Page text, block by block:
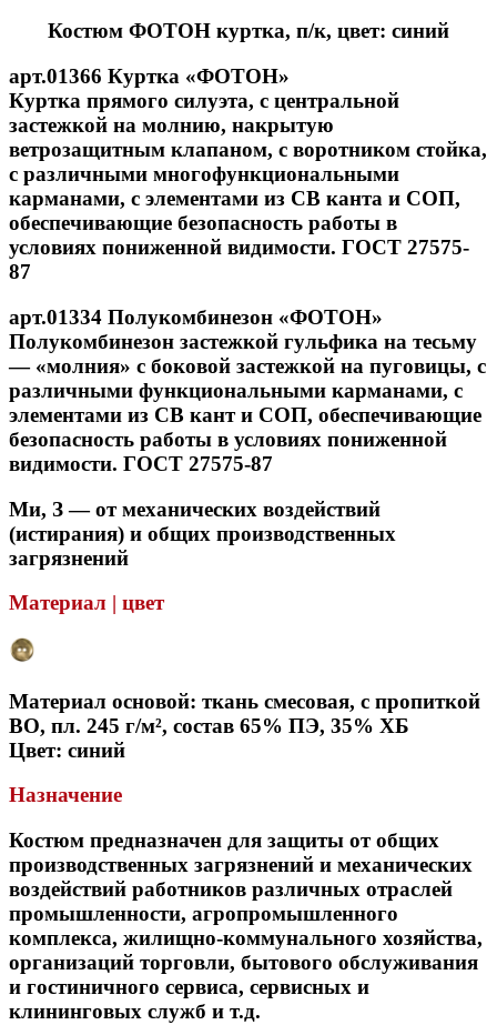
Костюм ФОТОН куртка, п/к, цвет: синий
арт.01366 Куртка «ФОТОН»
Куртка прямого силуэта, с центральной
застежкой на молнию, накрытую
ветрозащитным клапаном, с воротником стойка,
с различными многофункциональными
карманами, с элементами из СВ канта и СОП,
обеспечивающие безопасность работы в
условиях пониженной видимости. ГОСТ 27575-
87
арт.01334 Полукомбинезон «ФОТОН»
Полукомбинезон застежкой гульфика на тесьму
— «молния» с боковой застежкой на пуговицы, с
различными функциональными карманами, с
элементами из СВ кант и СОП, обеспечивающие
безопасность работы в условиях пониженной
видимости. ГОСТ 27575-87
Ми, З — от механических воздействий
(истирания) и общих производственных
загрязнений
Материал | цвет
Материал основой: ткань смесовая, с пропиткой
ВО, пл. 245 г/м², состав 65% ПЭ, 35% ХБ
Цвет: синий
Назначение
Костюм предназначен для защиты от общих
производственных загрязнений и механических
воздействий работников различных отраслей
промышленности, агропромышленного
комплекса, жилищно-коммунального хозяйства,
организаций торговли, бытового обслуживания
и гостиничного сервиса, сервисных и
клининговых служб и т.д.